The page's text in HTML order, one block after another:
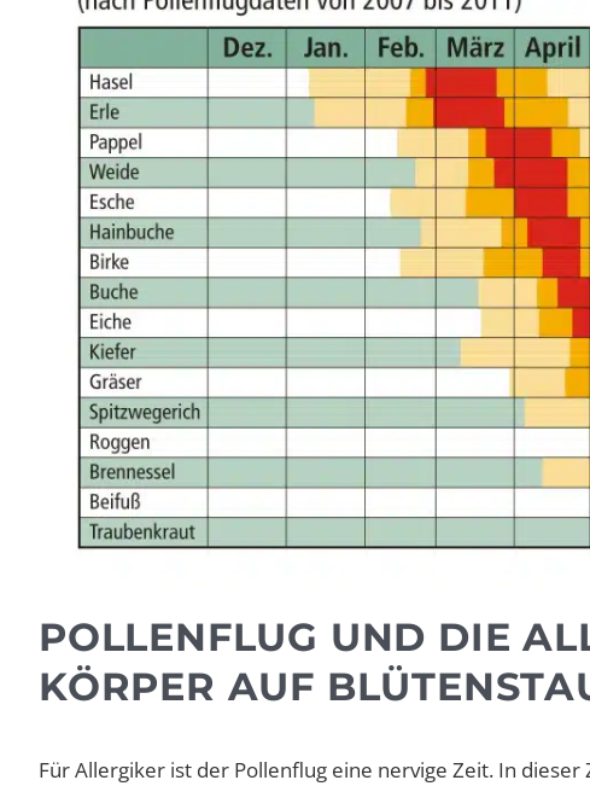
POLLENFLUG UND DIE
KÖRPER AUF
Für Allergiker ist der Pollenflug eine nervige Zeit. In